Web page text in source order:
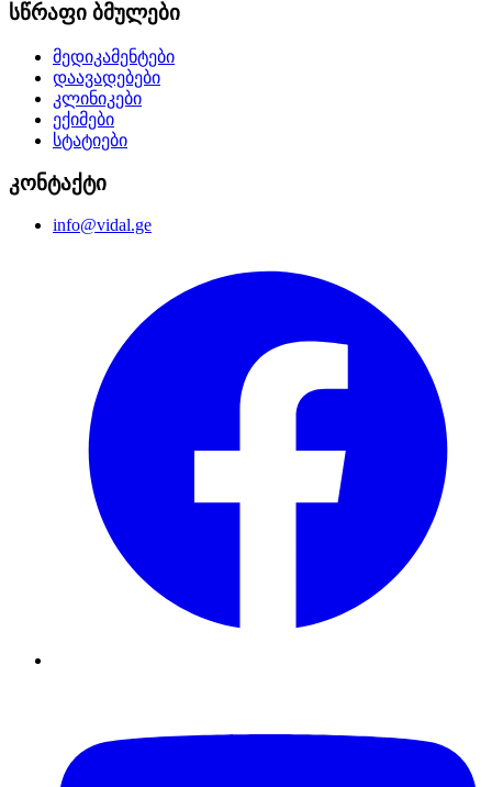
სწრაფი ბმულები
მედიკამენტები
დაავადებები
კლინიკები
ექიმები
სტატიები
კონტაქტი
info@vidal.ge